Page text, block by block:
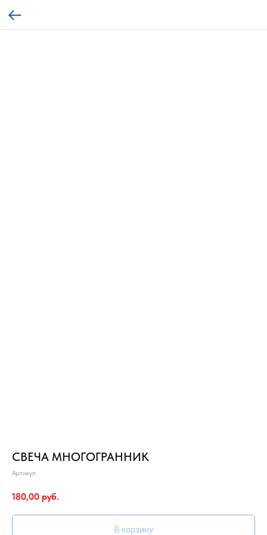
СВЕЧА МНОГОГРАННИК
Артикул:
180,00 руб.
В корзину